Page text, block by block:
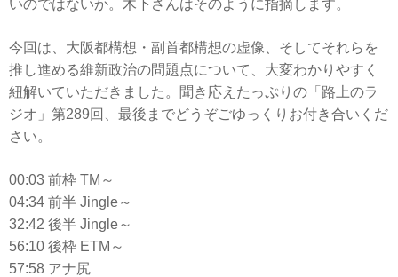
いのではないか。木下さんはそのように指摘します。
今回は、大阪都構想・副首都構想の虚像、そしてそれらを
推し進める維新政治の問題点について、大変わかりやすく
紐解いていただきました。聞き応えたっぷりの「路上のラ
ジオ」第289回、最後までどうぞごゆっくりお付き合いくだ
さい。
00:03 前枠 TM～
04:34 前半 Jingle～
32:42 後半 Jingle～
56:10 後枠 ETM～
57:58 アナ尻